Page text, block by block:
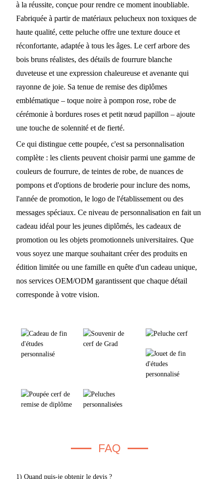
à la réussite, conçue pour rendre ce moment inoubliable.
Fabriquée à partir de matériaux pelucheux non toxiques de
haute qualité, cette peluche offre une texture douce et
réconfortante, adaptée à tous les âges. Le cerf arbore des
bois bruns réalistes, des détails de fourrure blanche
duveteuse et une expression chaleureuse et avenante qui
rayonne de joie. Sa tenue de remise des diplômes
emblématique – toque noire à pompon rose, robe de
cérémonie à bordures roses et petit nœud papillon – ajoute
une touche de solennité et de fierté.
Ce qui distingue cette poupée, c'est sa personnalisation
complète : les clients peuvent choisir parmi une gamme de
couleurs de fourrure, de teintes de robe, de nuances de
pompons et d'options de broderie pour inclure des noms,
l'année de promotion, le logo de l'établissement ou des
messages spéciaux. Ce niveau de personnalisation en fait un
cadeau idéal pour les jeunes diplômés, les cadeaux de
promotion ou les objets promotionnels universitaires. Que
vous soyez une marque souhaitant créer des produits en
édition limitée ou une famille en quête d'un cadeau unique,
nos services OEM/ODM garantissent que chaque détail
corresponde à votre vision.
FAQ
1) Quand puis-je obtenir le devis ?